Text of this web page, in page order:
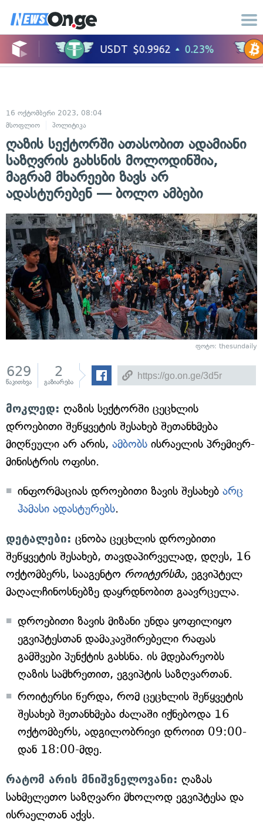
16 ოქტომბერი 2023, 08:04
მსოფლიო
პოლიტიკა
ღაზის სექტორში ათასობით ადამიანი
საზღვრის გახსნის მოლოდინშია,
მაგრამ მხარეები ზავს არ
ადასტურებენ — ბოლო ამბები
ფოტო: thesundaily
629
წაკითხვა
2
გაზიარება
მოკლედ: ღაზის სექტორში ცეცხლის
დროებითი შეწყვეტის შესახებ შეთანხმება
მიღწეული არ არის, ამბობს ისრაელის პრემიერ-
მინისტრის ოფისი.
ინფორმაციას დროებითი ზავის შესახებ არც
ჰამასი ადასტურებს.
დეტალები: ცნობა ცეცხლის დროებითი
შეწყვეტის შესახებ, თავდაპირველად, დღეს, 16
ოქტომბერს, სააგენტო როიტერსმა, ეგვიპტელ
მაღალჩინოსნებზე დაყრდნობით გაავრცელა.
დროებითი ზავის მიზანი უნდა ყოფილიყო
ეგვიპტესთან დამაკავშირებელი რაფას
გამშვები პუნქტის გახსნა. ის მდებარეობს
ღაზის სამხრეთით, ეგვიპტის საზღვართან.
როიტერსი წერდა, რომ ცეცხლის შეწყვეტის
შესახებ შეთანხმება ძალაში იქნებოდა 16
ოქტომბერს, ადგილობრივი დროით 09:00-
დან 18:00-მდე.
რატომ არის მნიშვნელოვანი: ღაზას
სახმელეთო საზღვარი მხოლოდ ეგვიპტესა და
ისრაელთან აქვს.